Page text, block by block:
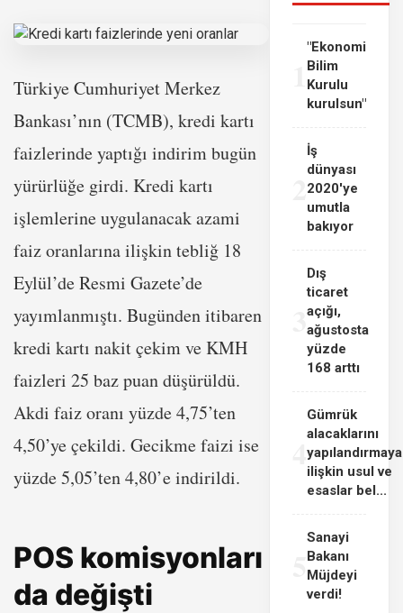
Türkiye Cumhuriyet Merkez
Bankası’nın (TCMB), kredi kartı
faizlerinde yaptığı indirim bugün
yürürlüğe girdi. Kredi kartı
işlemlerine uygulanacak azami
faiz oranlarına ilişkin tebliğ 18
Eylül’de Resmi Gazete’de
yayımlanmıştı. Bugünden itibaren
kredi kartı nakit çekim ve KMH
faizleri 25 baz puan düşürüldü.
Akdi faiz oranı yüzde 4,75’ten
4,50’ye çekildi. Gecikme faizi ise
yüzde 5,05’ten 4,80’e indirildi.
POS komisyonları
da değişti
"Ekonomi
Bilim
Kurulu
kurulsun"
İş
dünyası
2020'ye
umutla
bakıyor
3
Dış
ticaret
açığı,
ağustosta
yüzde
168 arttı
4
Gümrük
alacaklarını
yapılandırmaya
ilişkin usul ve
esaslar bel...
Sanayi
Bakanı
Müjdeyi
verdi!